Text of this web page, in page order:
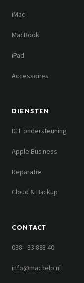
iMac
MacBook
iPad
Accessoires
DIENSTEN
ICT ondersteuning
Apple Business
Reparatie
Cloud & Backup
CONTACT
038 - 33 888 40
info@machelp.nl